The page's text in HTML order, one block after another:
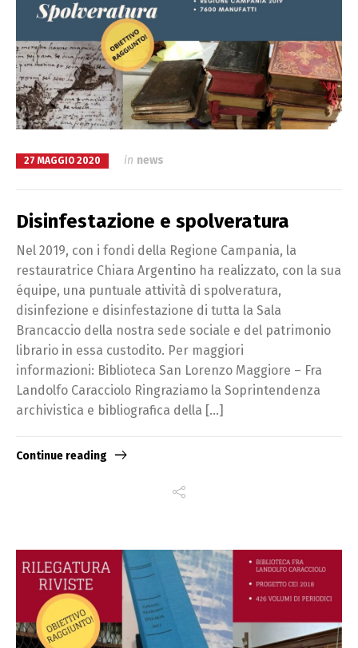
27 MAGGIO 2020 in news
Disinfestazione e spolveratura
Nel 2019, con i fondi della Regione Campania, la
restauratrice Chiara Argentino ha realizzato, con la sua
équipe, una puntuale attività di spolveratura,
disinfezione e disinfestazione di tutta la Sala
Brancaccio della nostra sede sociale e del patrimonio
librario in essa custodito. Per maggiori
informazioni: Biblioteca San Lorenzo Maggiore – Fra
Landolfo Caracciolo Ringraziamo la Soprintendenza
archivistica e bibliografica della […]
Continue reading